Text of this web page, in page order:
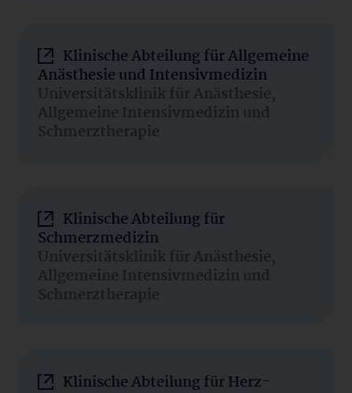
Klinische Abteilung für Allgemeine
Anästhesie und Intensivmedizin
Universitätsklinik für Anästhesie,
Allgemeine Intensivmedizin und
Schmerztherapie
Klinische Abteilung für
Schmerzmedizin
Universitätsklinik für Anästhesie,
Allgemeine Intensivmedizin und
Schmerztherapie
Klinische Abteilung für Herz-